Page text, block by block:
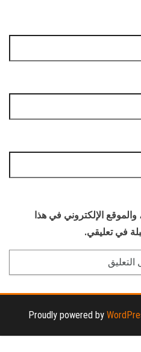
الإلكتروني في هذا
في تعليقي.
Proudly powered by